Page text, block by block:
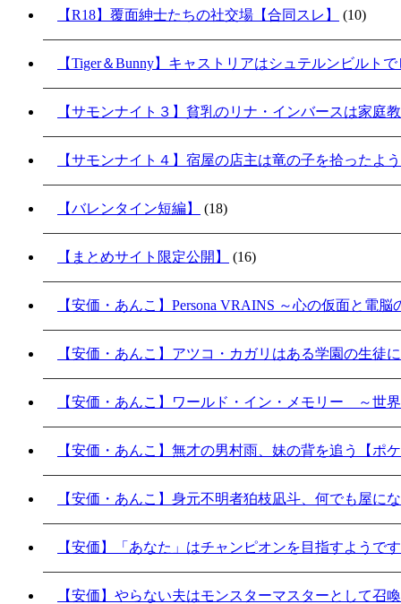
【R18】覆面紳士たちの社交場【合同スレ】 (10)
【Tiger＆Bunny】キャストリアはシュテルンビルト
【サモンナイト３】貧乳のリナ・インバースは家庭
【サモンナイト４】宿屋の店主は竜の子を拾ったよ
【バレンタイン短編】 (18)
【まとめサイト限定公開】 (16)
【安価・あんこ】Persona VRAINS ～心の仮面と電脳
【安価・あんこ】アツコ・カガリはある学園の生徒
【安価・あんこ】ワールド・イン・メモリー ～世
【安価・あんこ】無才の男村雨、妹の背を追う【ポ
【安価・あんこ】身元不明者狛枝凪斗、何でも屋に
【安価】「あなた」はチャンピオンを目指すようで
【安価】やらない夫はモンスターマスターとして召